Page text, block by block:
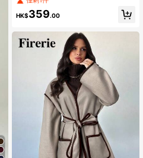
女中长款毛呢外套
HK$359.00